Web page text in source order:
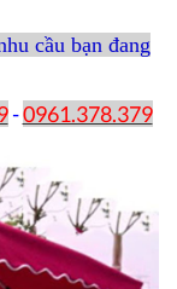
cầu bạn đang
-0961.378.379